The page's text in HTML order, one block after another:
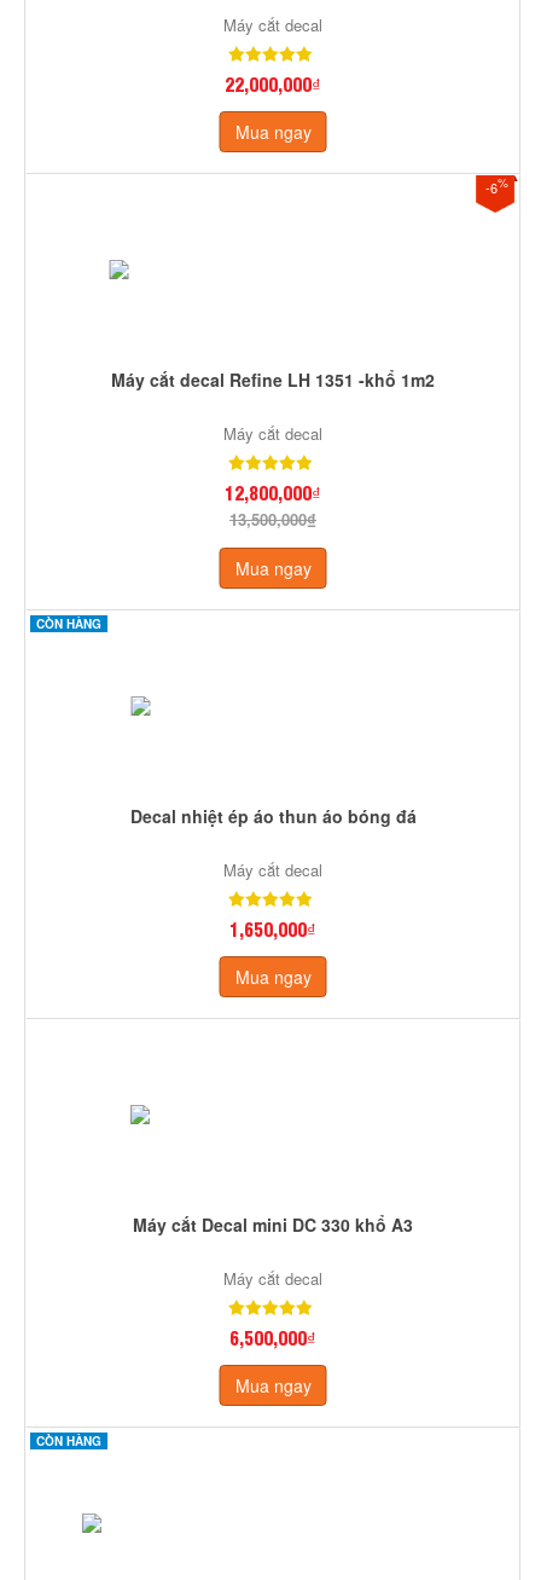
Máy cắt decal
22,000,000₫
Mua ngay
-6%
Máy cắt decal Refine LH 1351 -khổ 1m2
Máy cắt decal
12,800,000₫
13,500,000₫
Mua ngay
CÒN HÀNG
Decal nhiệt ép áo thun áo bóng đá
Máy cắt decal
1,650,000₫
Mua ngay
Máy cắt Decal mini DC 330 khổ A3
Máy cắt decal
6,500,000₫
Mua ngay
CÒN HÀNG